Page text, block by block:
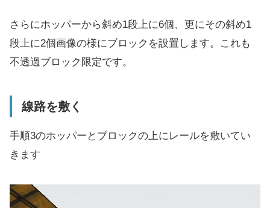
さらにホッパーから斜め1段上に6個、更にその斜め1
段上に2個画像の様にブロックを設置します。これも
不透過ブロック限定です。
線路を敷く
手順3のホッパーとブロックの上にレールを敷いてい
きます